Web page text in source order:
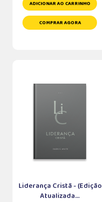
ADICIONAR AO CARRINHO
COMPRAR AGORA
Liderança Cristã - (Edição
Atualizada...